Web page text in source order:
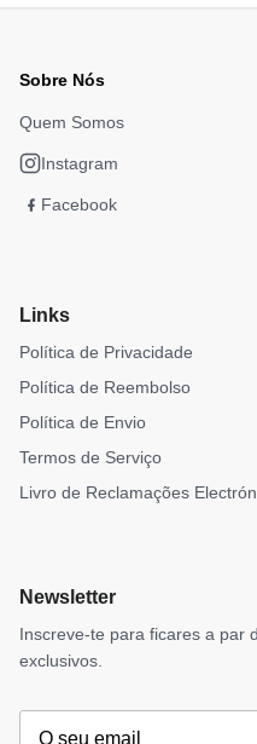
Sobre Nós
Quem Somos
Instagram
Facebook
Links
Política de Privacidade
Política de Reembolso
Política de Envio
Termos de Serviço
Livro de Reclamações
Newsletter
Inscreve-te para ficares a par
exclusivos.